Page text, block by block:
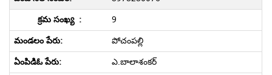
9
పోచంపల్లి
ఎ.బాలాశంకర్